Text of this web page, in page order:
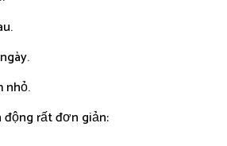
nhỏ.
rất đơn giản: